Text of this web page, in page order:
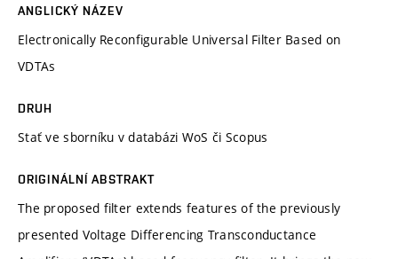
ANGLICKÝ NÁZEV
Electronically Reconfigurable Universal Filter Based on
VDTAs
DRUH
Stať ve sborníku v databázi WoS či Scopus
ORIGINÁLNÍ ABSTRAKT
The proposed filter extends features of the previously
presented Voltage Differencing Transconductance